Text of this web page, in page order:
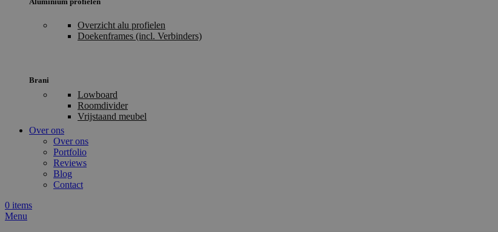
Overzicht alu profielen
Doekenframes (incl. Verbinders)
Brani
Lowboard
Roomdivider
Vrijstaand meubel
Over ons
Over ons
Portfolio
Reviews
Blog
Contact
0 items
Menu